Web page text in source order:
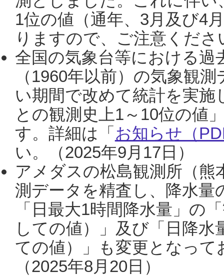
1位の値（通年、3月及び4
りますので、ご注意くだ
全国の気象台等における過
（1960年以前）の気象観
い期間で改めて統計を実
との観測史上1～10位の値
す。詳細は「 お知らせ（
い。（2025年9月17日）
アメダスの松島観測所（熊
測データを精査し、降水
「日最大1時間降水量」の
しての値）」及び「日降
ての値）」も変更となっ
（2025年8月20日）